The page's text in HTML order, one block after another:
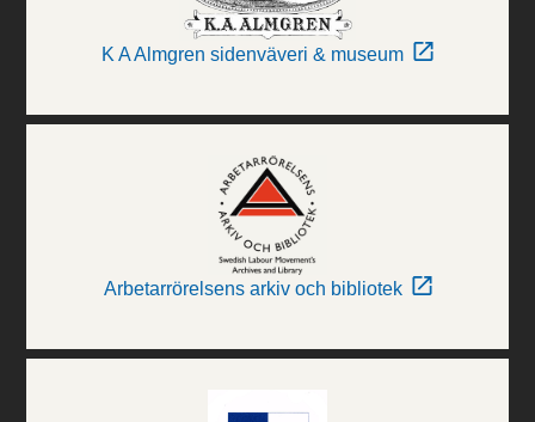
K A Almgren sidenväveri & museum
Arbetarrörelsens arkiv och bibliotek